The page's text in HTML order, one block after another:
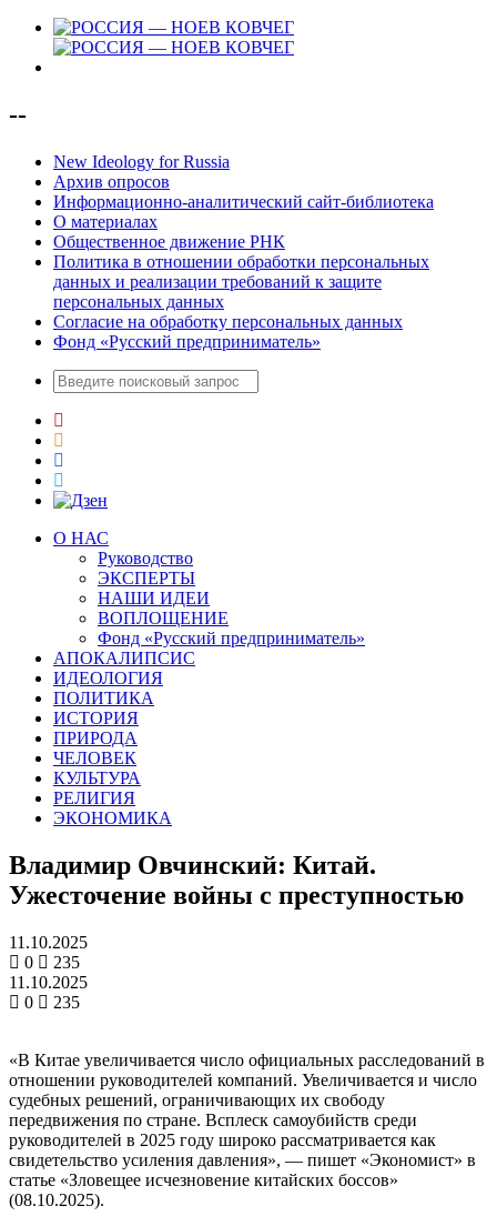
--
New Ideology for Russia
Архив опросов
Информационно-аналитический сайт-библиотека
О материалах
Общественное движение РНК
Политика в отношении обработки персональных
данных и реализации требований к защите
персональных данных
Согласие на обработку персональных данных
Фонд «Русский предприниматель»
О НАС
Руководство
ЭКСПЕРТЫ
НАШИ ИДЕИ
ВОПЛОЩЕНИЕ
Фонд «Русский предприниматель»
АПОКАЛИПСИС
ИДЕОЛОГИЯ
ПОЛИТИКА
ИСТОРИЯ
ПРИРОДА
ЧЕЛОВЕК
КУЛЬТУРА
РЕЛИГИЯ
ЭКОНОМИКА
Владимир Овчинский: Китай.
Ужесточение войны с преступностью
11.10.2025
0
235
11.10.2025
0
235
«В Китае увеличивается число официальных расследований в
отношении руководителей компаний. Увеличивается и число
судебных решений, ограничивающих их свободу
передвижения по стране. Всплеск самоубийств среди
руководителей в 2025 году широко рассматривается как
свидетельство усиления давления», — пишет «Экономист» в
статье «Зловещее исчезновение китайских боссов»
(08.10.2025).